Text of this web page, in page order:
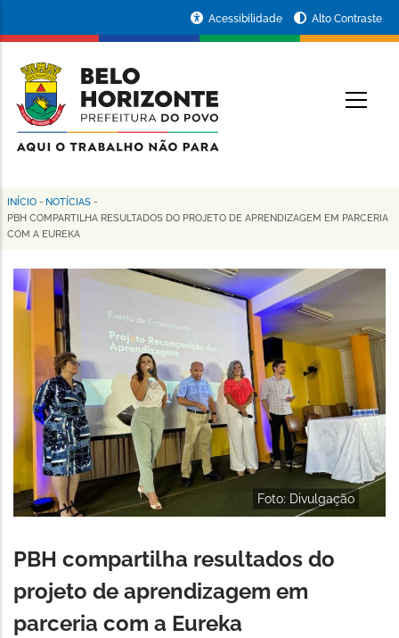
conteúdo
principal
da
Prefeitura
de
Horizonte
Acessibilidade Alto Contraste
Trilha
de
navegação
INÍCIO - NOTÍCIAS -
PBH COMPARTILHA RESULTADOS DO PROJETO DE APRENDIZAGEM EM PARCERIA
COM A EUREKA
Foto: Divulgação
PBH compartilha resultados do
projeto de aprendizagem em
parceria com a Eureka